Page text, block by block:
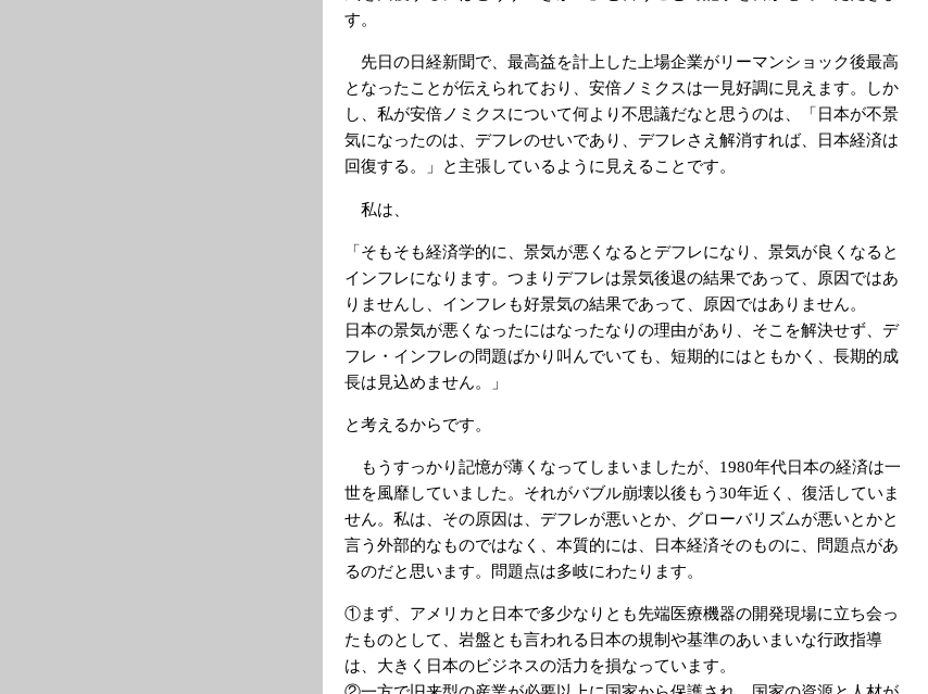
す。
先日の日経新聞で、最高益を計上した上場企業がリーマンショック後最高
となったことが伝えられており、安倍ノミクスは一見好調に見えます。しか
し、私が安倍ノミクスについて何より不思議だなと思うのは、「日本が不景
気になったのは、デフレのせいであり、デフレさえ解消すれば、日本経済は
回復する。」と主張しているように見えることです。
私は、
「そもそも経済学的に、景気が悪くなるとデフレになり、景気が良くなると
インフレになります。つまりデフレは景気後退の結果であって、原因ではあ
りませんし、インフレも好景気の結果であって、原因ではありません。
日本の景気が悪くなったにはなったなりの理由があり、そこを解決せず、デ
フレ・インフレの問題ばかり叫んでいても、短期的にはともかく、長期的成
長は見込めません。」
と考えるからです。
もうすっかり記憶が薄くなってしまいましたが、1980年代日本の経済は一
世を風靡していました。それがバブル崩壊以後もう30年近く、復活していま
せん。私は、その原因は、デフレが悪いとか、グローバリズムが悪いとかと
言う外部的なものではなく、本質的には、日本経済そのものに、問題点があ
るのだと思います。問題点は多岐にわたります。
①まず、アメリカと日本で多少なりとも先端医療機器の開発現場に立ち会っ
たものとして、岩盤とも言われる日本の規制や基準のあいまいな行政指導
は、大きく日本のビジネスの活力を損なっています。